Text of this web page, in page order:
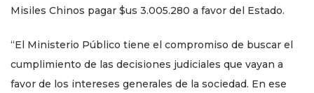
Misiles Chinos pagar $us 3.005.280 a favor del Estado.
“El Ministerio Público tiene el compromiso de buscar el
cumplimiento de las decisiones judiciales que vayan a
favor de los intereses generales de la sociedad. En ese